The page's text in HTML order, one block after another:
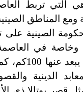
التي تربط
ومع المناطق
الصينية على
وخاصة في
لهذا الغرض
الدينية